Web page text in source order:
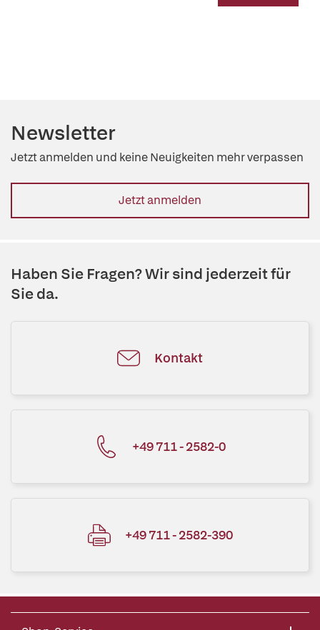
Newsletter
Jetzt anmelden und keine Neuigkeiten mehr verpassen
Jetzt anmelden
Haben Sie Fragen? Wir sind jederzeit für
Sie da.
Kontakt
+49 711 - 2582-0
+49 711 - 2582-390